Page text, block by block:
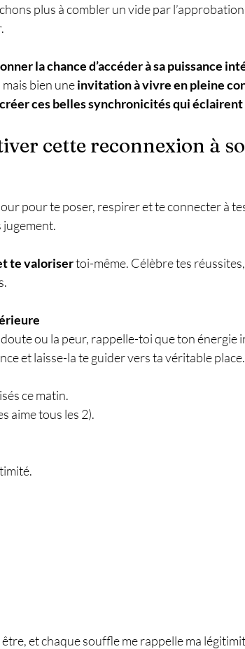
plus à combler un vide par l’approbation
la chance d’accéder à sa puissance
mais bien une invitation à vivre en pleine
ces belles synchronicités qui
cette reconnexion à
pour te poser, respirer et te connecter à
jugement.
te valoriser toi-même. Célèbre tes
ou la peur, rappelle-toi que ton énergie
et laisse-la te guider vers ta véritable place.
ce matin.
aime tous les 2).
être, et chaque souffle me rappelle ma